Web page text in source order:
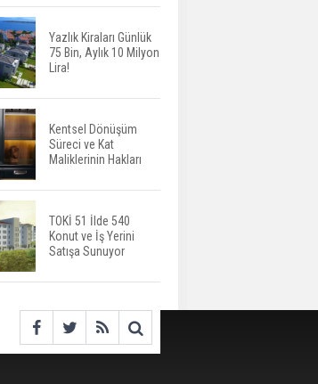
Tercih Döneminde
Barınma Telaşı Başladı
Aileden Miras Kalan Ev
Nasıl Satılır?
İstanbul'da 15 Bin Kiralık
Sosyal Konut Eylülde
Kiraya Verilecek
Yazlık Kiraları Günlük
75 Bin, Aylık 10 Milyon
Lira!
Kentsel Dönüşüm
Süreci ve Kat
Maliklerinin Hakları
TOKİ 51 İlde 540
Konut ve İş Yerini
Satışa Sunuyor